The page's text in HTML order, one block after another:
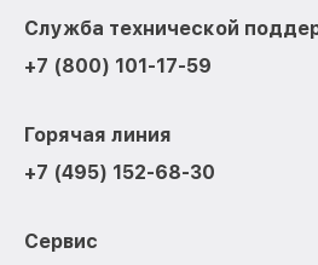
Служба технической
+7 (800) 101-17-59
Горячая линия
+7 (495) 152-68-30
Сервис